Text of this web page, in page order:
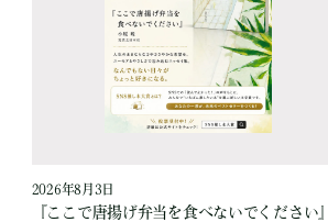
2026年8月3日
『ここで唐揚げ弁当を食べないでください』